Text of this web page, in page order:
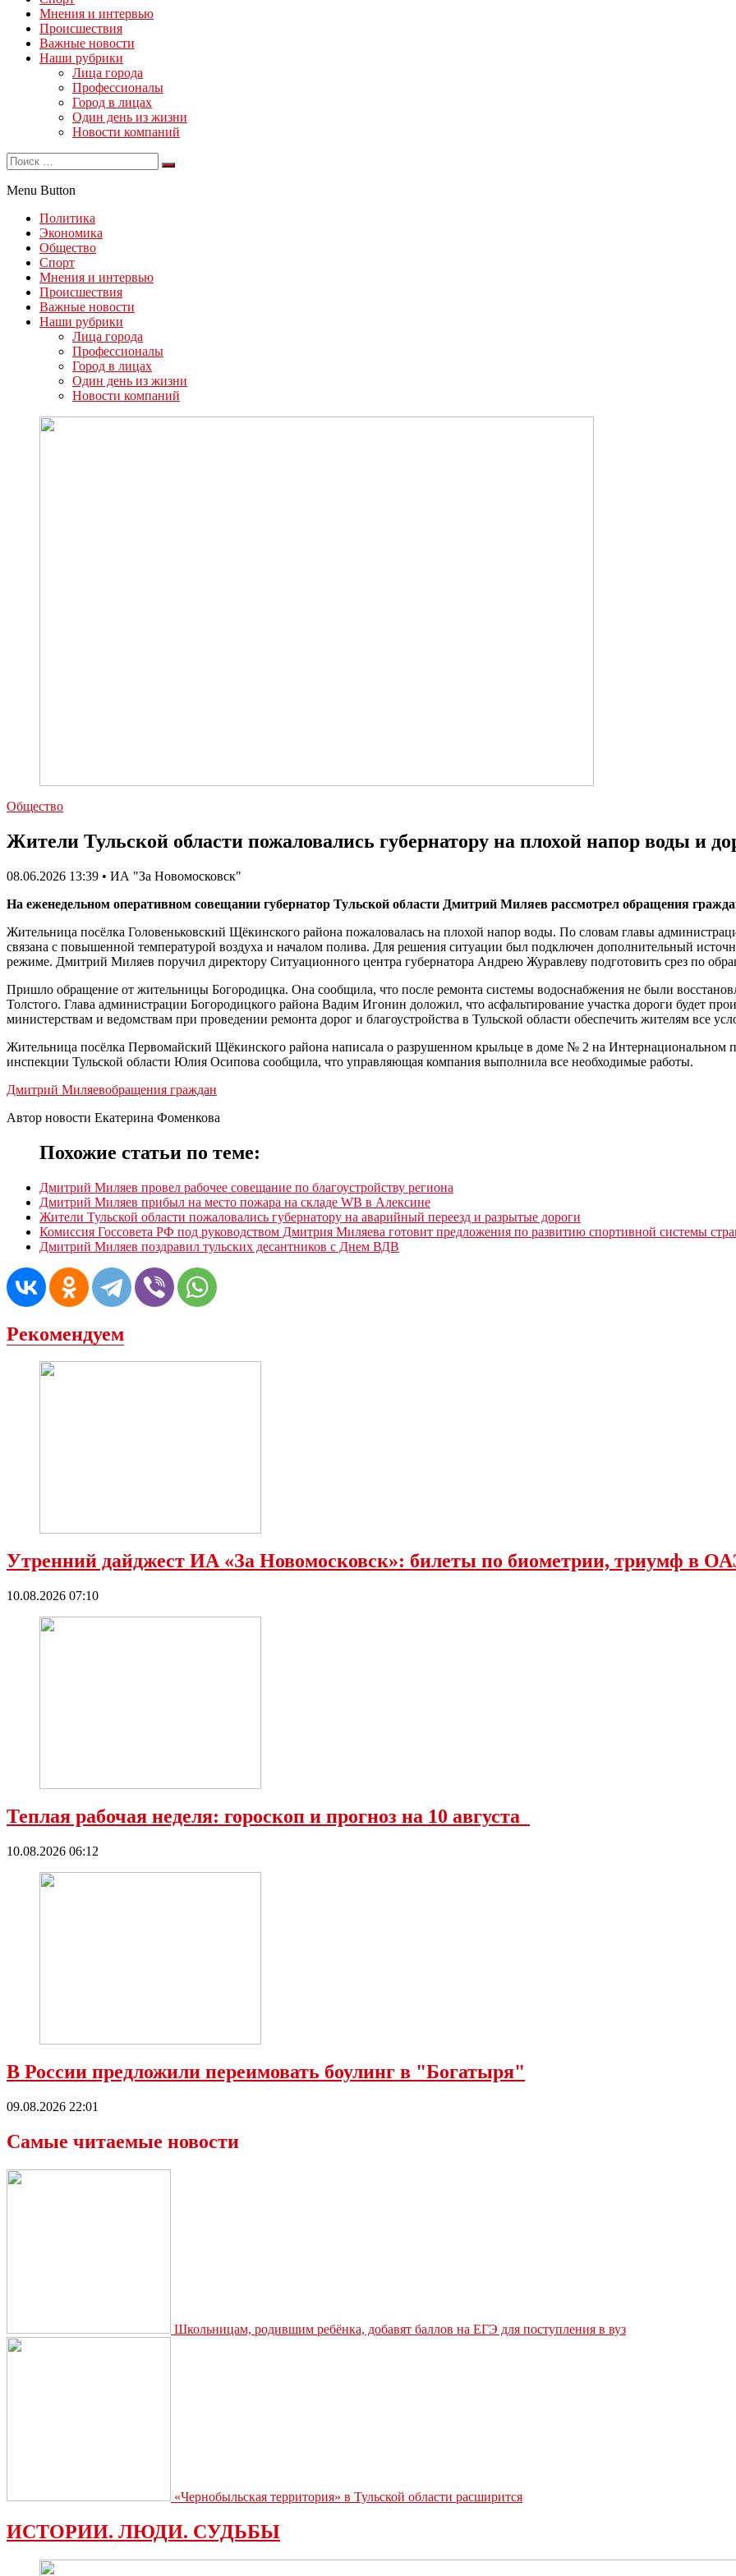
Мнения и интервью
Происшествия
Важные новости
Наши рубрики
Лица города
Профессионалы
Город в лицах
Один день из жизни
Новости компаний
Menu Button
Политика
Экономика
Общество
Спорт
Мнения и интервью
Происшествия
Важные новости
Наши рубрики
Лица города
Профессионалы
Город в лицах
Один день из жизни
Новости компаний
Общество
Жители Тульской области пожаловались губернатору на плохой напор воды и
08.06.2026 13:39 • ИА "За Новомосковск"
На еженедельном оперативном совещании губернатор Тульской области Дмитрий Миляев рассмотрел обращения
Жительница посёлка Головеньковский Щёкинского района пожаловалась на плохой напор воды. По словам главы
связана с повышенной температурой воздуха и началом полива. Для решения ситуации был подключен дополнительный
режиме. Дмитрий Миляев поручил директору Ситуационного центра губернатора Андрею Журавлеву подготовить срез по
Пришло обращение от жительницы Богородицка. Она сообщила, что после ремонта системы водоснабжения не были
Толстого. Глава администрации Богородицкого района Вадим Игонин доложил, что асфальтирование участка дороги будет
министерствам и ведомствам при проведении ремонта дорог и благоустройства в Тульской области обеспечить жителям все
Жительница посёлка Первомайский Щёкинского района написала о разрушенном крыльце в доме № 2 на Интернациональном
инспекции Тульской области Юлия Осипова сообщила, что управляющая компания выполнила все необходимые работы.
Дмитрий Миляевобращения граждан
Автор новости Екатерина Фоменкова
Похожие статьи по теме:
Дмитрий Миляев провел рабочее совещание по благоустройству региона
Дмитрий Миляев прибыл на место пожара на складе WB в Алексине
Жители Тульской области пожаловались губернатору на аварийный переезд и разрытые дороги
Комиссия Госсовета РФ под руководством Дмитрия Миляева готовит предложения по развитию спортивной системы
Дмитрий Миляев поздравил тульских десантников с Днем ВДВ
Рекомендуем
Утренний дайджест ИА «За Новомосковск»: билеты по биометрии, триумф в
10.08.2026 07:10
Теплая рабочая неделя: гороскоп и прогноз на 10 августа
10.08.2026 06:12
В России предложили переимовать боулинг в "Богатыря"
09.08.2026 22:01
Самые читаемые новости
Школьницам, родившим ребёнка, добавят баллов на ЕГЭ для поступления в вуз
«Чернобыльская территория» в Тульской области расширится
ИСТОРИИ. ЛЮДИ. СУДЬБЫ